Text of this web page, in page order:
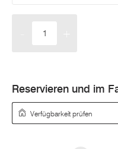
Reservieren und im